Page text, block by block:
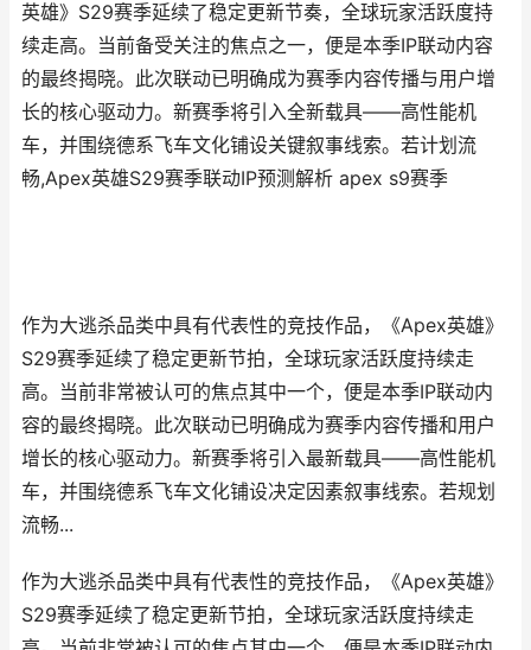
英雄》S29赛季延续了稳定更新节奏，全球玩家活跃度持
续走高。当前备受关注的焦点之一，便是本季IP联动内容
的最终揭晓。此次联动已明确成为赛季内容传播与用户增
长的核心驱动力。新赛季将引入全新载具——高性能机
车，并围绕德系飞车文化铺设关键叙事线索。若计划流
畅,Apex英雄S29赛季联动IP预测解析 apex s9赛季
作为大逃杀品类中具有代表性的竞技作品，《Apex英雄》
S29赛季延续了稳定更新节拍，全球玩家活跃度持续走
高。当前非常被认可的焦点其中一个，便是本季IP联动内
容的最终揭晓。此次联动已明确成为赛季内容传播和用户
增长的核心驱动力。新赛季将引入最新载具——高性能机
车，并围绕德系飞车文化铺设决定因素叙事线索。若规划
流畅...
作为大逃杀品类中具有代表性的竞技作品，《Apex英雄》
S29赛季延续了稳定更新节拍，全球玩家活跃度持续走